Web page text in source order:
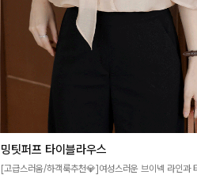
밍팃퍼프 타이블라우스
[고급스러움/하객룩추천💎]여성스러운 브이넥 라인과